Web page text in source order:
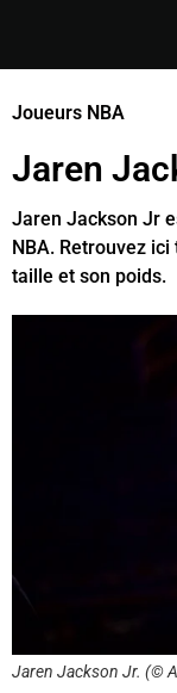
Joueurs NBA
Jaren
Jaren Jackson Jr
NBA. Retrouvez
taille et son poids.
Jaren Jackson Jr. (©